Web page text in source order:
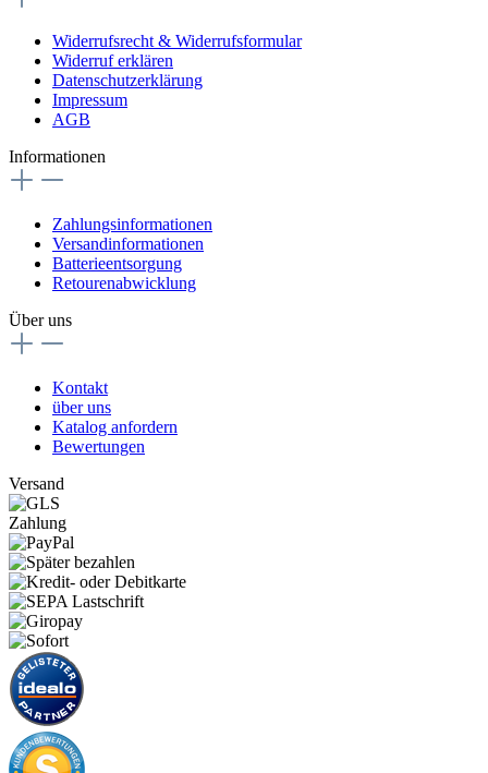
Widerrufsrecht & Widerrufsformular
Widerruf erklären
Datenschutzerklärung
Impressum
AGB
Informationen
Zahlungsinformationen
Versandinformationen
Batterieentsorgung
Retourenabwicklung
Über uns
Kontakt
über uns
Katalog anfordern
Bewertungen
Versand
Zahlung